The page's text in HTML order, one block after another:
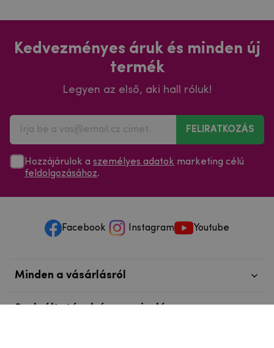
Kedvezményes áruk és minden új
termék
Legyen az első, aki hall róluk!
FELIRATKOZÁS
Hozzájárulok a személyes adatok marketing célú
feldolgozásához.
Facebook Instagram Youtube
Minden a vásárlásról